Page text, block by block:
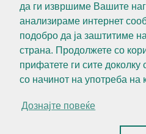
да ги извршиме Вашите
анализираме интернет
подобро да ја заштитиме
страна. Продолжете со
прифатете ги сите доколку
со начинот на употреба на
Дознајте повеќе
+389 (0)2
+389 (0)2